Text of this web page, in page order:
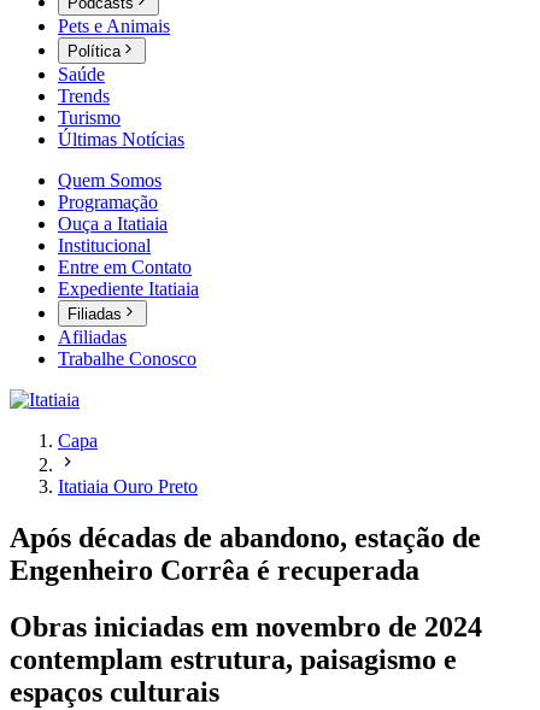
Pets e Animais
Política
Saúde
Trends
Turismo
Últimas Notícias
Quem Somos
Programação
Ouça a Itatiaia
Institucional
Entre em Contato
Expediente Itatiaia
Filiadas
Afiliadas
Trabalhe Conosco
Capa
Itatiaia Ouro Preto
Após décadas de abandono, estação de
Engenheiro Corrêa é recuperada
Obras iniciadas em novembro de 2024
contemplam estrutura, paisagismo e
espaços culturais